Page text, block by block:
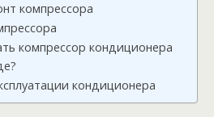
компрессора
компрессор кондиционера
кондиционера